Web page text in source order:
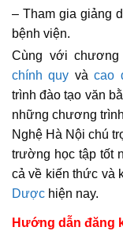
– Tham gia giảng
bệnh viện.
Cùng với
chính quy vàcao
trình đào tạo văn
những chương
Nghệ Hà Nội chú
trường học tập tốt
cả về kiến thức và
Dược hiện nay.
Hướng dẫn đăng